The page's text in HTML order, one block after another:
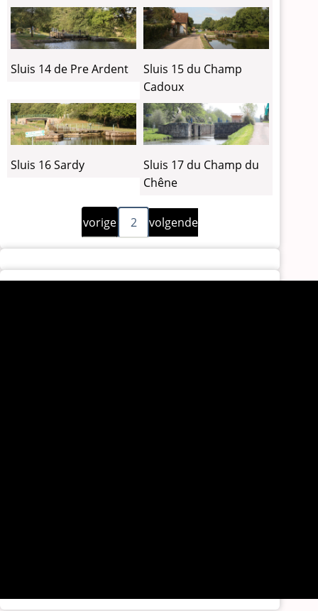
Sluis 14 de Pre Ardent
Sluis 15 du Champ
Cadoux
Sluis 16 Sardy
Sluis 17 du Champ du
Chêne
Vorige
pagina
vorige 2
Volgende
pagina
volgende